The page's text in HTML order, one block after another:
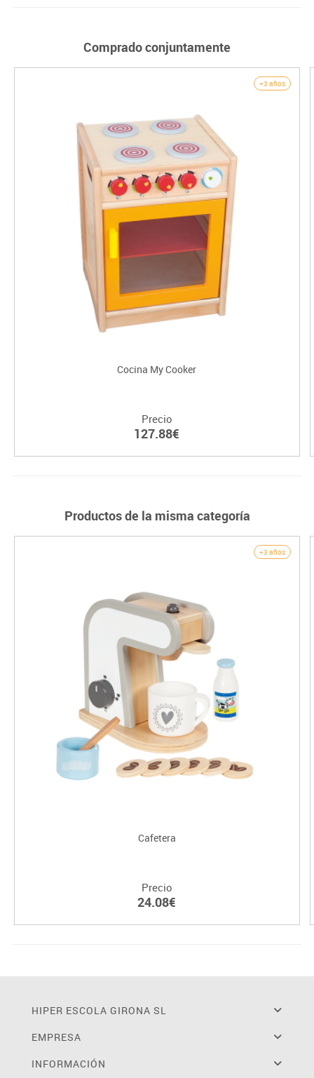
Comprado conjuntamente
+3 años
Cocina My Cooker
Precio
127.88€
Productos de la misma categoría
+3 años
Cafetera
Precio
24.08€
HIPER ESCOLA GIRONA SL
EMPRESA
INFORMACIÓN